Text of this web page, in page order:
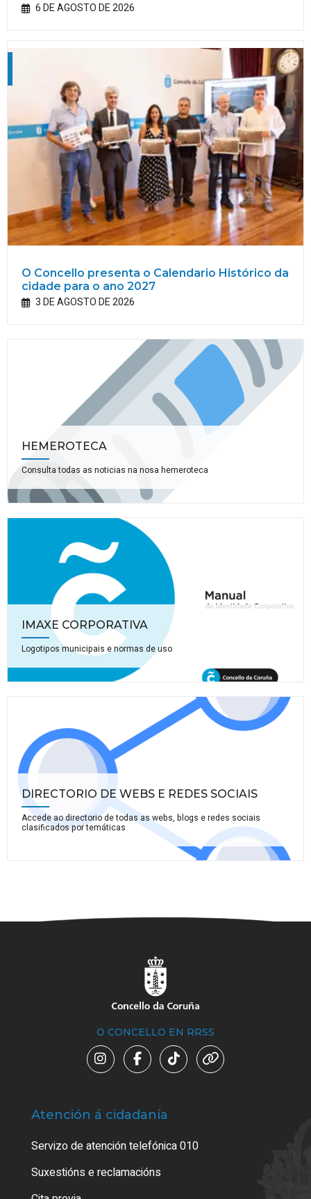
6 DE AGOSTO DE 2026
O Concello presenta o Calendario Histórico da
cidade para o ano 2027
3 DE AGOSTO DE 2026
HEMEROTECA
Consulta todas as noticias na nosa hemeroteca
IMAXE CORPORATIVA
Logotipos municipais e normas de uso
DIRECTORIO DE WEBS E REDES SOCIAIS
Accede ao directorio de todas as webs, blogs e redes sociais
clasificados por temáticas
O CONCELLO EN RRSS
Atención á cidadanía
Servizo de atención telefónica 010
Suxestións e reclamacións